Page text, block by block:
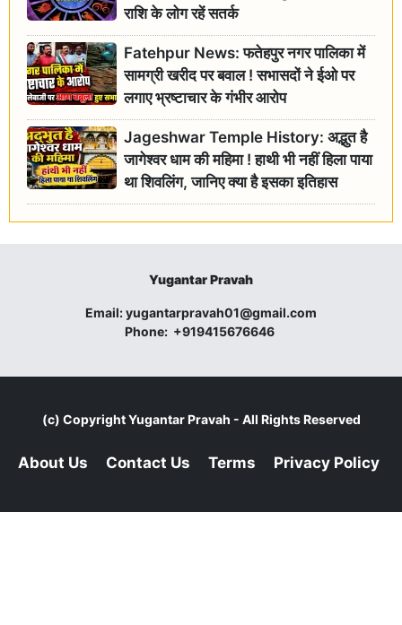
राशि के लोग रहें सतर्क
Fatehpur News: फतेहपुर नगर पालिका में
सामग्री खरीद पर बवाल ! सभासदों ने ईओ पर
लगाए भ्रष्टाचार के गंभीर आरोप
Jageshwar Temple History: अद्भुत है
जागेश्वर धाम की महिमा ! हाथी भी नहीं हिला पाया
था शिवलिंग, जानिए क्या है इसका इतिहास
Yugantar Pravah
Email:yugantarpravah01@gmail.com
Phone: +919415676646
(c) CopyrightYugantar Pravah - All Rights Reserved
About Us Contact Us Terms Privacy Policy